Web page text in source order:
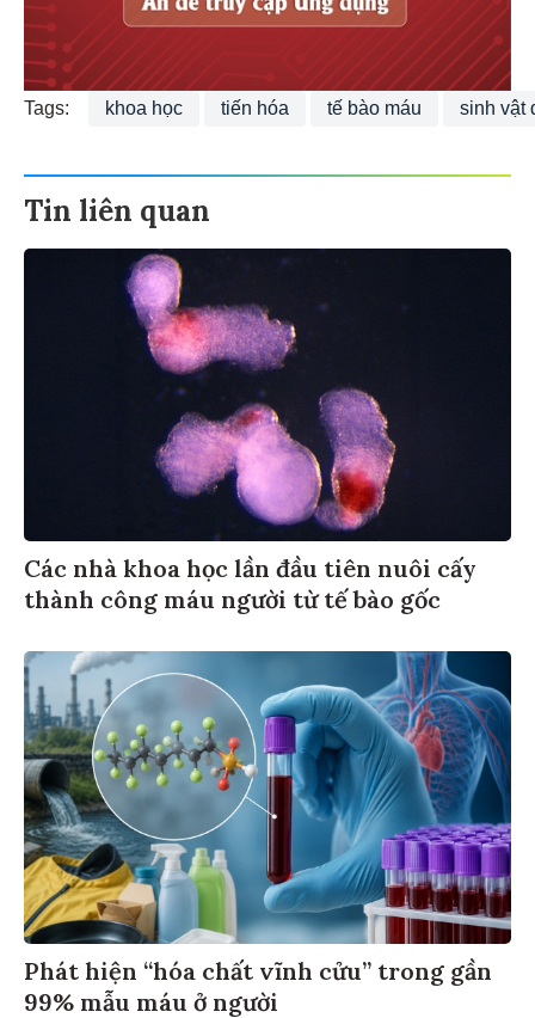
Tags: khoa học tiến hóa tế bào máu sinh vật
Tin liên quan
Các nhà khoa học lần đầu tiên nuôi cấy
thành công máu người từ tế bào gốc
Phát hiện “hóa chất vĩnh cửu” trong gần
99% mẫu máu ở người